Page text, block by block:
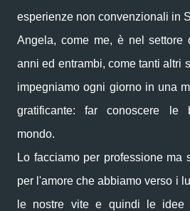
esperienze non convenzionali in
Angela, come me, è nel settore
anni ed entrambi, come tanti altri
impegniamo ogni giorno in una
gratificante: far conoscere le
mondo.
Lo facciamo per professione ma
per l'amore che abbiamo verso i
le nostre vite e quindi le